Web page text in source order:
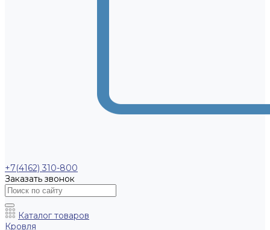
+7(4162) 310-800
Заказать звонок
Каталог товаров
Кровля